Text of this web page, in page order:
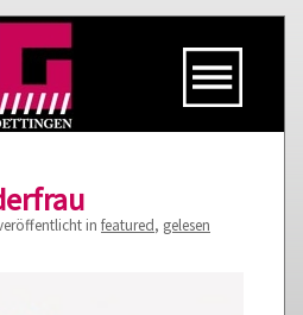
in featured, gelesen